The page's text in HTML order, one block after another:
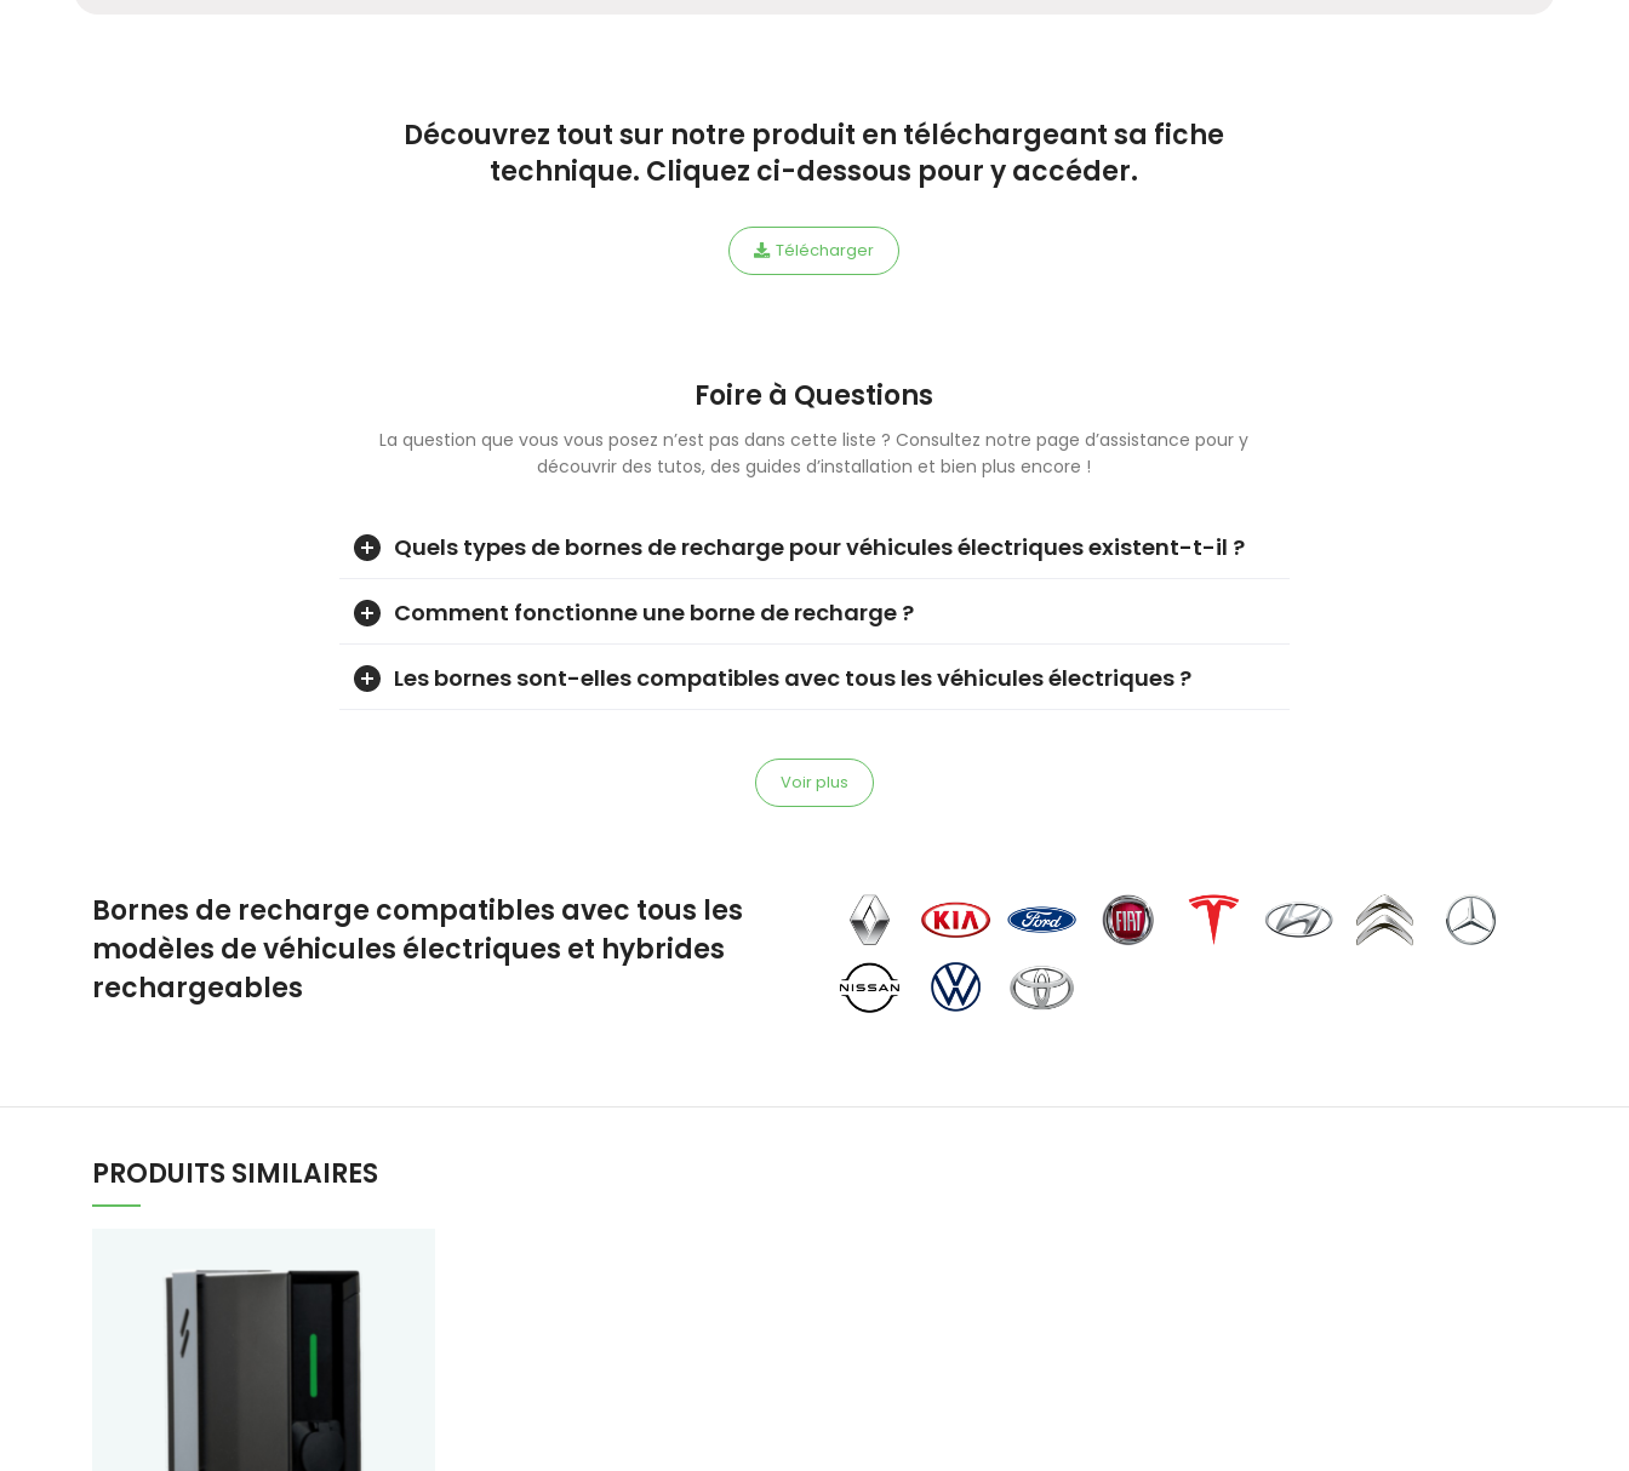
Découvrez tout sur notre produit en téléchargeant sa fiche
technique. Cliquez ci-dessous pour y accéder.
Télécharger
Foire à Questions
La question que vous vous posez n’est pas dans cette liste ? Consultez notre page d’assistance pour y
découvrir des tutos, des guides d’installation et bien plus encore !
Quels types de bornes de recharge pour véhicules électriques existent-t-il ?
Comment fonctionne une borne de recharge ?
Les bornes sont-elles compatibles avec tous les véhicules électriques ?
Voir plus
Bornes de recharge compatibles avec tous les
modèles de véhicules électriques et hybrides
rechargeables
PRODUITS SIMILAIRES